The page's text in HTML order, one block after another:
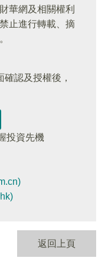
華網及相關權利
止進行轉載、摘
確認及授權後，
投資先機
返回上頁